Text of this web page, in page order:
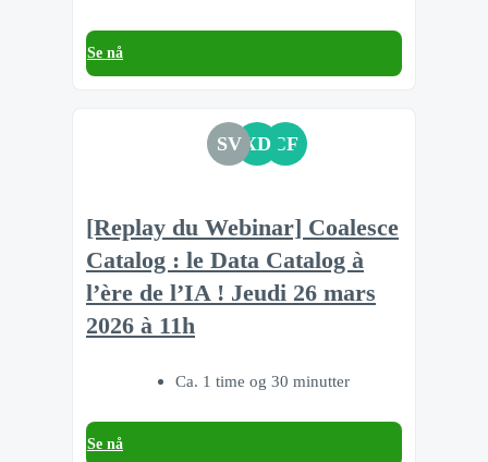
Se nå
SV XD CF
[Replay du Webinar] Coalesce
Catalog : le Data Catalog à
l’ère de l’IA ! Jeudi 26 mars
2026 à 11h
Ca. 1 time og 30 minutter
Se nå